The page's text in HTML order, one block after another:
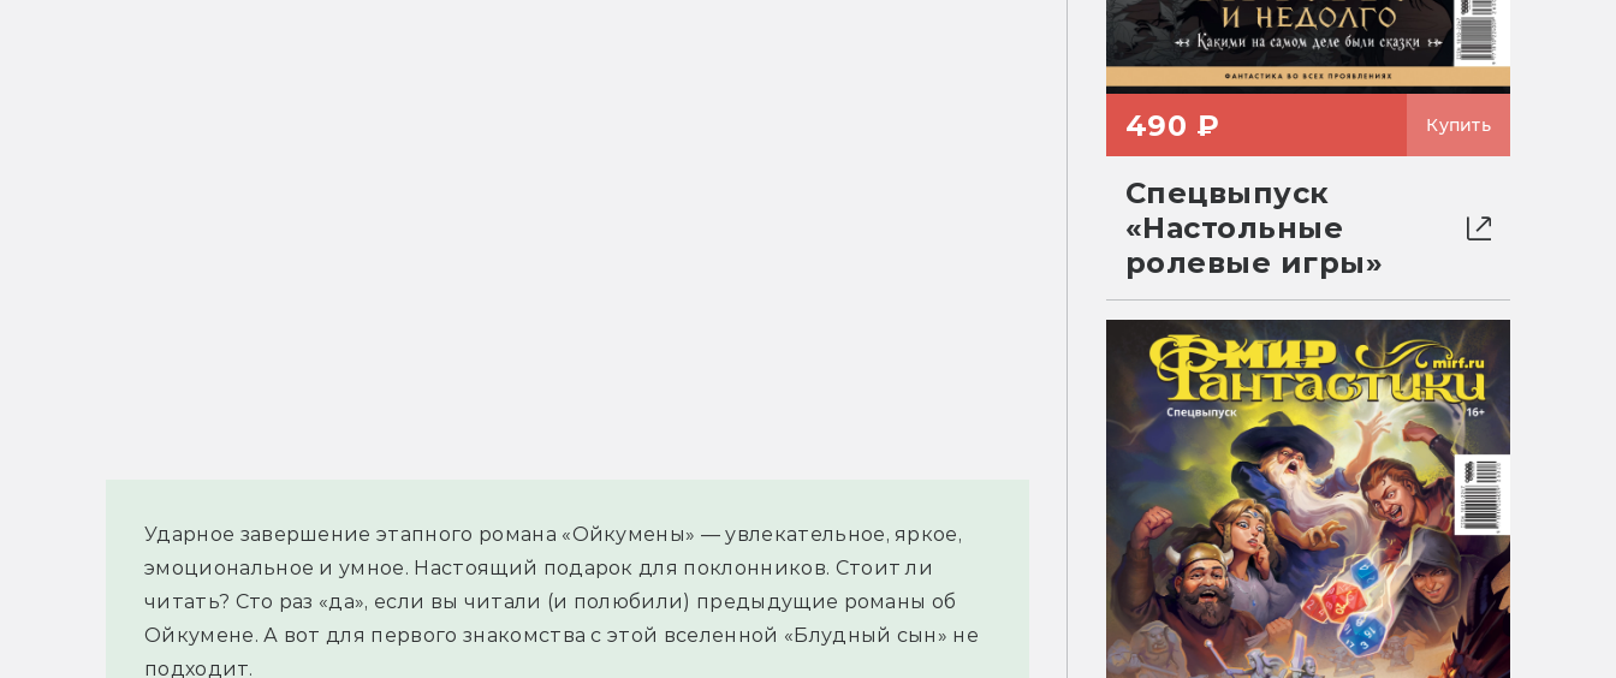
Ударное завершение этапного романа «Ойкумены» — увлекательное, яркое,
эмоциональное и умное. Настоящий подарок для поклонников. Стоит ли
читать? Сто раз «да», если вы читали (и полюбили) предыдущие романы об
Ойкумене. А вот для первого знакомства с этой вселенной «Блудный сын» не
подходит.
490 ₽ Купить
Спецвыпуск
«Настольные
ролевые игры»